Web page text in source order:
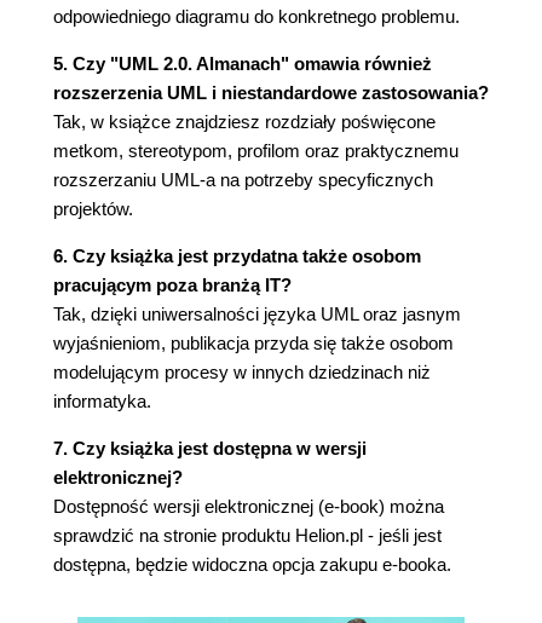
Uczestnicy interakcji (156)
Wykonywanie interakcji (163)
Stany niezmienne (164)
Zdarzenia (166)
Ślady (166)
Fragmenty wyodrębnione (167)
Wystąpienia interakcji (178)
Dekompozycja (179)
Kontynuacje (182)
Przepływy czasowe sekwencji (183)
Alternatywne notacje interakcji (184)
Rozdział 11. Metki, stereotypy i profile UML (193)
Modelowanie i UML w kontekście (194)
Stereotypy (196)
Metki (198)
Ograniczenia (199)
Profile UML (199)
Narzędzia a profile (201)
odpowiedniego diagramu do konkretnego problemu.
5. Czy "UML 2.0. Almanach" omawia również
rozszerzenia UML i niestandardowe zastosowania?
Tak, w książce znajdziesz rozdziały poświęcone
metkom, stereotypom, profilom oraz praktycznemu
rozszerzaniu UML-a na potrzeby specyficznych
projektów.
6. Czy książka jest przydatna także osobom
pracującym poza branżą IT?
Tak, dzięki uniwersalności języka UML oraz jasnym
wyjaśnieniom, publikacja przyda się także osobom
modelującym procesy w innych dziedzinach niż
informatyka.
7. Czy książka jest dostępna w wersji
elektronicznej?
Dostępność wersji elektronicznej (e-book) można
sprawdzić na stronie produktu Helion.pl - jeśli jest
dostępna, będzie widoczna opcja zakupu e-booka.